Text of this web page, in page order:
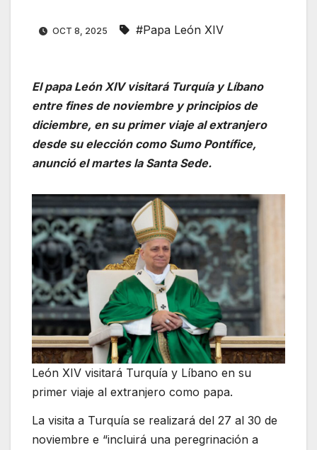
OCT 8, 2025 #Papa León XIV
El papa León XIV visitará Turquía y Líbano
entre fines de noviembre y principios de
diciembre, en su primer viaje al extranjero
desde su elección como Sumo Pontífice,
anunció el martes la Santa Sede.
León XIV visitará Turquía y Líbano en su
primer viaje al extranjero como papa.
La visita a Turquía se realizará del 27 al 30 de
noviembre e “incluirá una peregrinación a